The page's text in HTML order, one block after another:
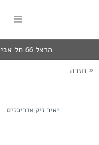
הרצל 66 תל אביב
« חזרה
יאיר זיק אדריכלים